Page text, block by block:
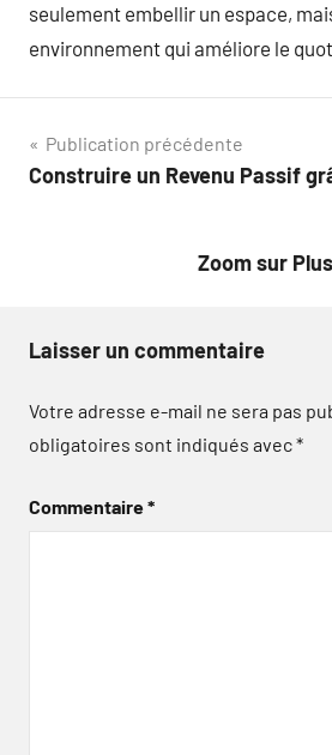
seulement embellir un espace,
environnement qui améliore le
Navigation
de
Publication précédente
Construire un Revenu Passif
Zoom sur
Laisser un commentaire
Votre adresse e-mail ne sera pas
obligatoires sont indiqués avec*
Commentaire*